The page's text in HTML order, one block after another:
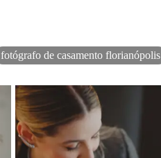
fotógrafo de casamento florianópolis